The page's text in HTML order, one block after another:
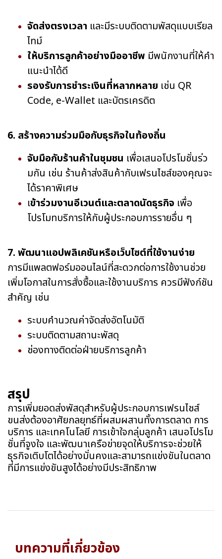
จัดส่งตรงเวลา และมีระบบติดตามพัสดุแบบเรียล
ไทม์
ให้บริการลูกค้าอย่างมืออาชีพ มีพนักงานที่ให้คำ
แนะนำได้ดี
รองรับการชำระเงินที่หลากหลาย เช่น QR
Code, e-Wallet และบัตรเครดิต
6. สร้างความร่วมมือกับธุรกิจในท้องถิ่น
จับมือกับร้านค้าในชุมชน เพื่อเสนอโปรโมชั่นร่ว
มกัน เช่น ร้านค้าส่งสินค้ากับเฟรนไชส์ของคุณจะ
ได้ราคาพิเศษ
เข้าร่วมงานอีเวนต์และตลาดนัดธุรกิจ เพื่อ
โปรโมทบริการให้กับผู้ประกอบการรายอื่น ๆ
7. พัฒนาแอปพลิเคชันหรือเว็บไซต์ที่ใช้งานง่าย
การมีแพลตฟอร์มออนไลน์ที่สะดวกต่อการใช้งานช่วย
เพิ่มโอกาสในการสั่งซื้อและใช้งานบริการ ควรมีฟังก์ชัน
สำคัญ เช่น
ระบบคำนวณค่าจัดส่งอัตโนมัติ
ระบบติดตามสถานะพัสดุ
ช่องทางติดต่อฝ่ายบริการลูกค้า
สรุป
การเพิ่มยอดส่งพัสดุสำหรับผู้ประกอบการเฟรนไชส์
ขนส่งต้องอาศัยกลยุทธ์ที่ผสมผสานทั้งการตลาด การ
บริการ และเทคโนโลยี การเข้าใจกลุ่มลูกค้า เสนอโปรโม
ชั่นที่จูงใจ และพัฒนาเครือข่ายจุดให้บริการจะช่วยให้
ธุรกิจเติบโตได้อย่างมั่นคงและสามารถแข่งขันในตลาด
ที่มีการแข่งขันสูงได้อย่างมีประสิทธิภาพ
บทความที่เกี่ยวข้อง